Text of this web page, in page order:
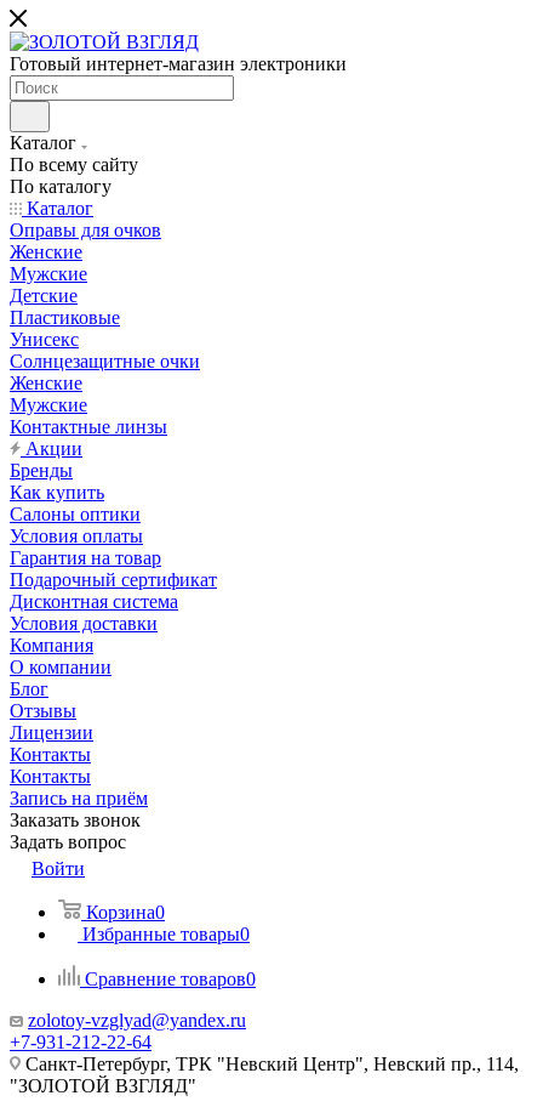
Готовый интернет-магазин электроники
Каталог
По всему сайту
По каталогу
Каталог
Оправы для очков
Женские
Мужские
Детские
Пластиковые
Унисекс
Солнцезащитные очки
Женские
Мужские
Контактные линзы
Акции
Бренды
Как купить
Салоны оптики
Условия оплаты
Гарантия на товар
Подарочный сертификат
Дисконтная система
Условия доставки
Компания
О компании
Блог
Отзывы
Лицензии
Контакты
Контакты
Запись на приём
Заказать звонок
Задать вопрос
Войти
Корзина0
Избранные товары0
Сравнение товаров0
zolotoy-vzglyad@yandex.ru
+7-931-212-22-64
Санкт-Петербург, ТРК "Невский Центр", Невский пр., 114,
"ЗОЛОТОЙ ВЗГЛЯД"